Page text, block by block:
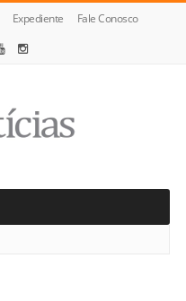
Expediente Fale Conosco